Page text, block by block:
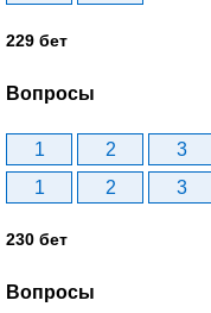
229 бет
Вопросы
1 2 3
1
2 3
230 бет
Вопросы